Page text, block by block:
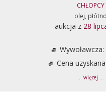
CHŁOPCY
olej, płótno
aukcja z 28
Wywoławcza:
Cena
... więcej ...